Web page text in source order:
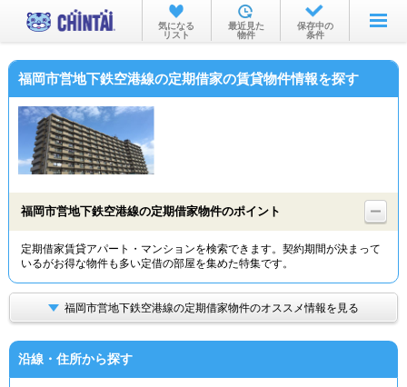
お部屋を探す
沿線・駅から
物件特集から
TOP
気になる
リスト
最近見た
物件
保存中の
条件
福岡市営地下鉄空港線の定期借家の賃貸物件情報を探す
福岡市営地下鉄空港線の定期借家物件のポイント
定期借家賃貸アパート・マンションを検索できます。契約期間が決まって
いるがお得な物件も多い定借の部屋を集めた特集です。
福岡市営地下鉄空港線の定期借家物件のオススメ情報を見る
沿線・住所から探す